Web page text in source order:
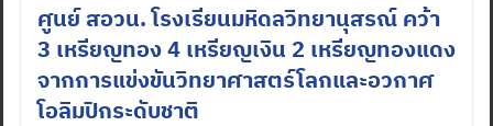
ศูนย์ สอวน. โรงเรียนมหิดลวิทยานุสรณ์ คว้า
3 เหรียญทอง 4 เหรียญเงิน 2 เหรียญทองแดง
จากการแข่งขันวิทยาศาสตร์โลกและอวกาศ
โอลิมปิกระดับชาติ